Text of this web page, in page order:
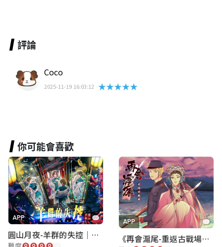
評論
Coco
2025-11-19 16:03:12 ★★★★★
你可能會喜歡
APP
圓山月夜-羊群的失控｜圓山飯店 ARG實境解謎遊戲
APP
《再會滬尾-重返古戰場》｜淡水老街實境遊戲｜實體遊戲盒